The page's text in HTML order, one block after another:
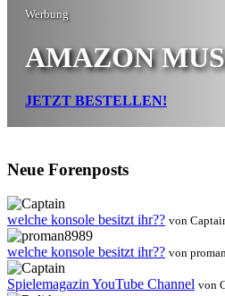
Werbung
AMAZON
JETZT BESTELLEN!
Neue Forenposts
welche konsole besitzt ihr?? von
welche konsole besitzt ihr?? von
Spielemagazin YouTube Channel von